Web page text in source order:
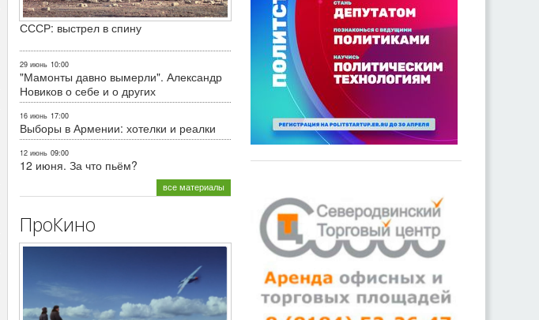
СССР: выстрел в спину
29 июнь 10:00
"Мамонты давно вымерли". Александр
Новиков о себе и о других
16 июнь 17:00
Выборы в Армении: хотелки и реалки
12 июнь 09:00
12 июня. За что пьём?
все материалы
ПроКино